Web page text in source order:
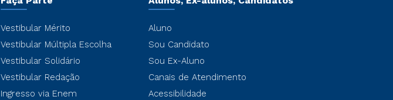
Vestibular Mérito
Vestibular Múltipla Escolha
Vestibular Solidário
Vestibular Redação
Ingresso via Enem
Aluno
Sou Candidato
Sou Ex-Aluno
Canais de Atendimento
Acessibilidade